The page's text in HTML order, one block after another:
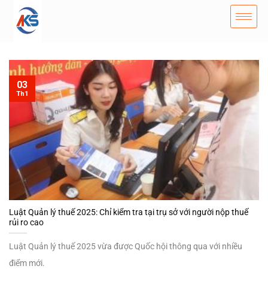
Luật Quản lý thuế 2025: Chỉ kiểm tra tại trụ sở với người nộp thuế
rủi ro cao
Luật Quản lý thuế 2025 vừa được Quốc hội thông qua với nhiều
điểm mới.
03
Th1